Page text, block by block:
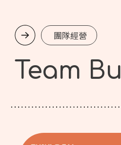
團隊經營
Team